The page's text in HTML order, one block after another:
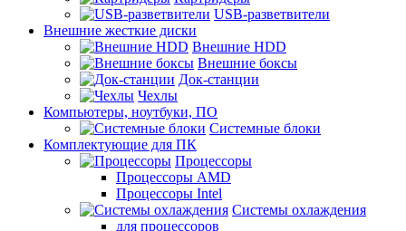
USB-разветвители
Внешние жесткие диски
Внешние HDD
Внешние боксы
Док-станции
Чехлы
Компьютеры, ноутбуки, ПО
Системные блоки
Комплектующие для ПК
Процессоры
Процессоры AMD
Процессоры Intel
Системы охлаждения
для процессоров